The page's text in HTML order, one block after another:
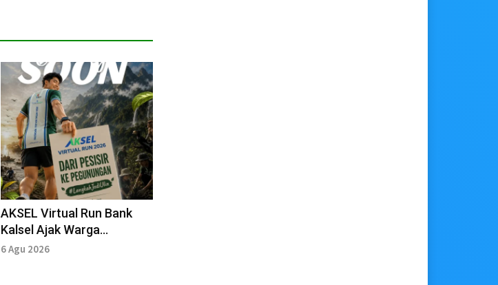
AKSEL Virtual Run Bank
Kalsel Ajak Warga
Lestarikan Hutan
6 Agu 2026